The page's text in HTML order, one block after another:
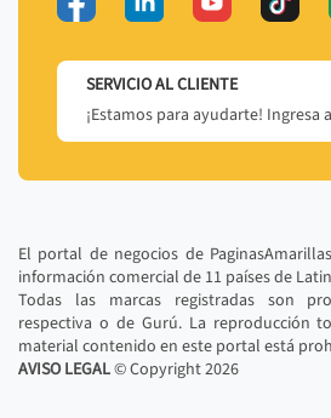
SERVICIO AL CLIENTE
¡Estamos para ayudarte! Ingresa a
El portal de negocios de
información comercial de 11 países de
Todas las marcas registradas son
respectiva o de Gurú. La reproducción
material contenido en este portal está
AVISO LEGAL© Copyright2026